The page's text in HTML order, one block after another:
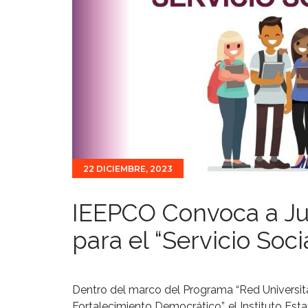
22 DICIEMBRE, 2023
IEEPCO Convoca a
para el “Servicio
Dentro del marco del Programa “Red